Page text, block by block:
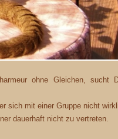
ohne Gleichen, sucht
sich mit einer Gruppe nicht
dauerhaft nicht zu vertreten.